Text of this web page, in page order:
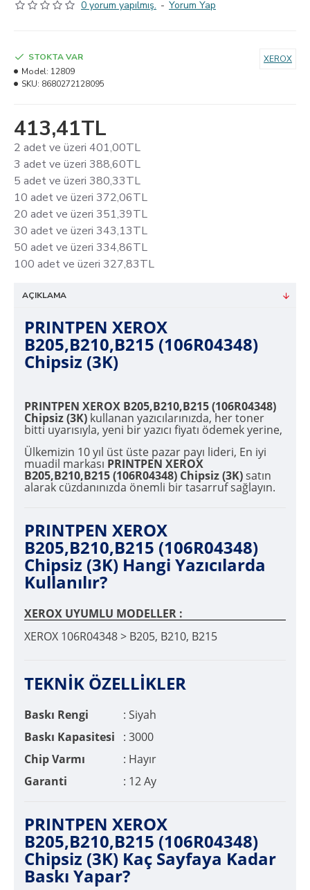
0 yorum yapılmış. - Yorum Yap
413,41TL
2 adet ve üzeri 401,00TL
3 adet ve üzeri 388,60TL
5 adet ve üzeri 380,33TL
10 adet ve üzeri 372,06TL
20 adet ve üzeri 351,39TL
30 adet ve üzeri 343,13TL
50 adet ve üzeri 334,86TL
100 adet ve üzeri 327,83TL
STOKTA VAR
Model: 12809
SKU: 8680272128095
XEROX
AÇIKLAMA
PRINTPEN XEROX
B205,B210,B215 (106R04348)
Chipsiz (3K)
PRINTPEN XEROX B205,B210,B215 (106R04348)
Chipsiz (3K) kullanan yazıcılarınızda, her toner
bitti uyarısıyla, yeni bir yazıcı fiyatı ödemek yerine,
Ülkemizin 10 yıl üst üste pazar payı lideri, En iyi
muadil markası PRINTPEN XEROX
B205,B210,B215 (106R04348) Chipsiz (3K)satın
alarak cüzdanınızda önemli bir tasarruf sağlayın.
PRINTPEN XEROX
B205,B210,B215 (106R04348)
Chipsiz (3K) Hangi Yazıcılarda
Kullanılır?
XEROX UYUMLU MODELLER :
XEROX 106R04348 > B205, B210, B215
TEKNİK ÖZELLİKLER
Baskı Rengi
: Siyah
Baskı Kapasitesi
: 3000
Chip Varmı
: Hayır
Garanti
: 12 Ay
PRINTPEN XEROX
B205,B210,B215 (106R04348)
Chipsiz (3K) Kaç Sayfaya Kadar
Baskı Yapar?